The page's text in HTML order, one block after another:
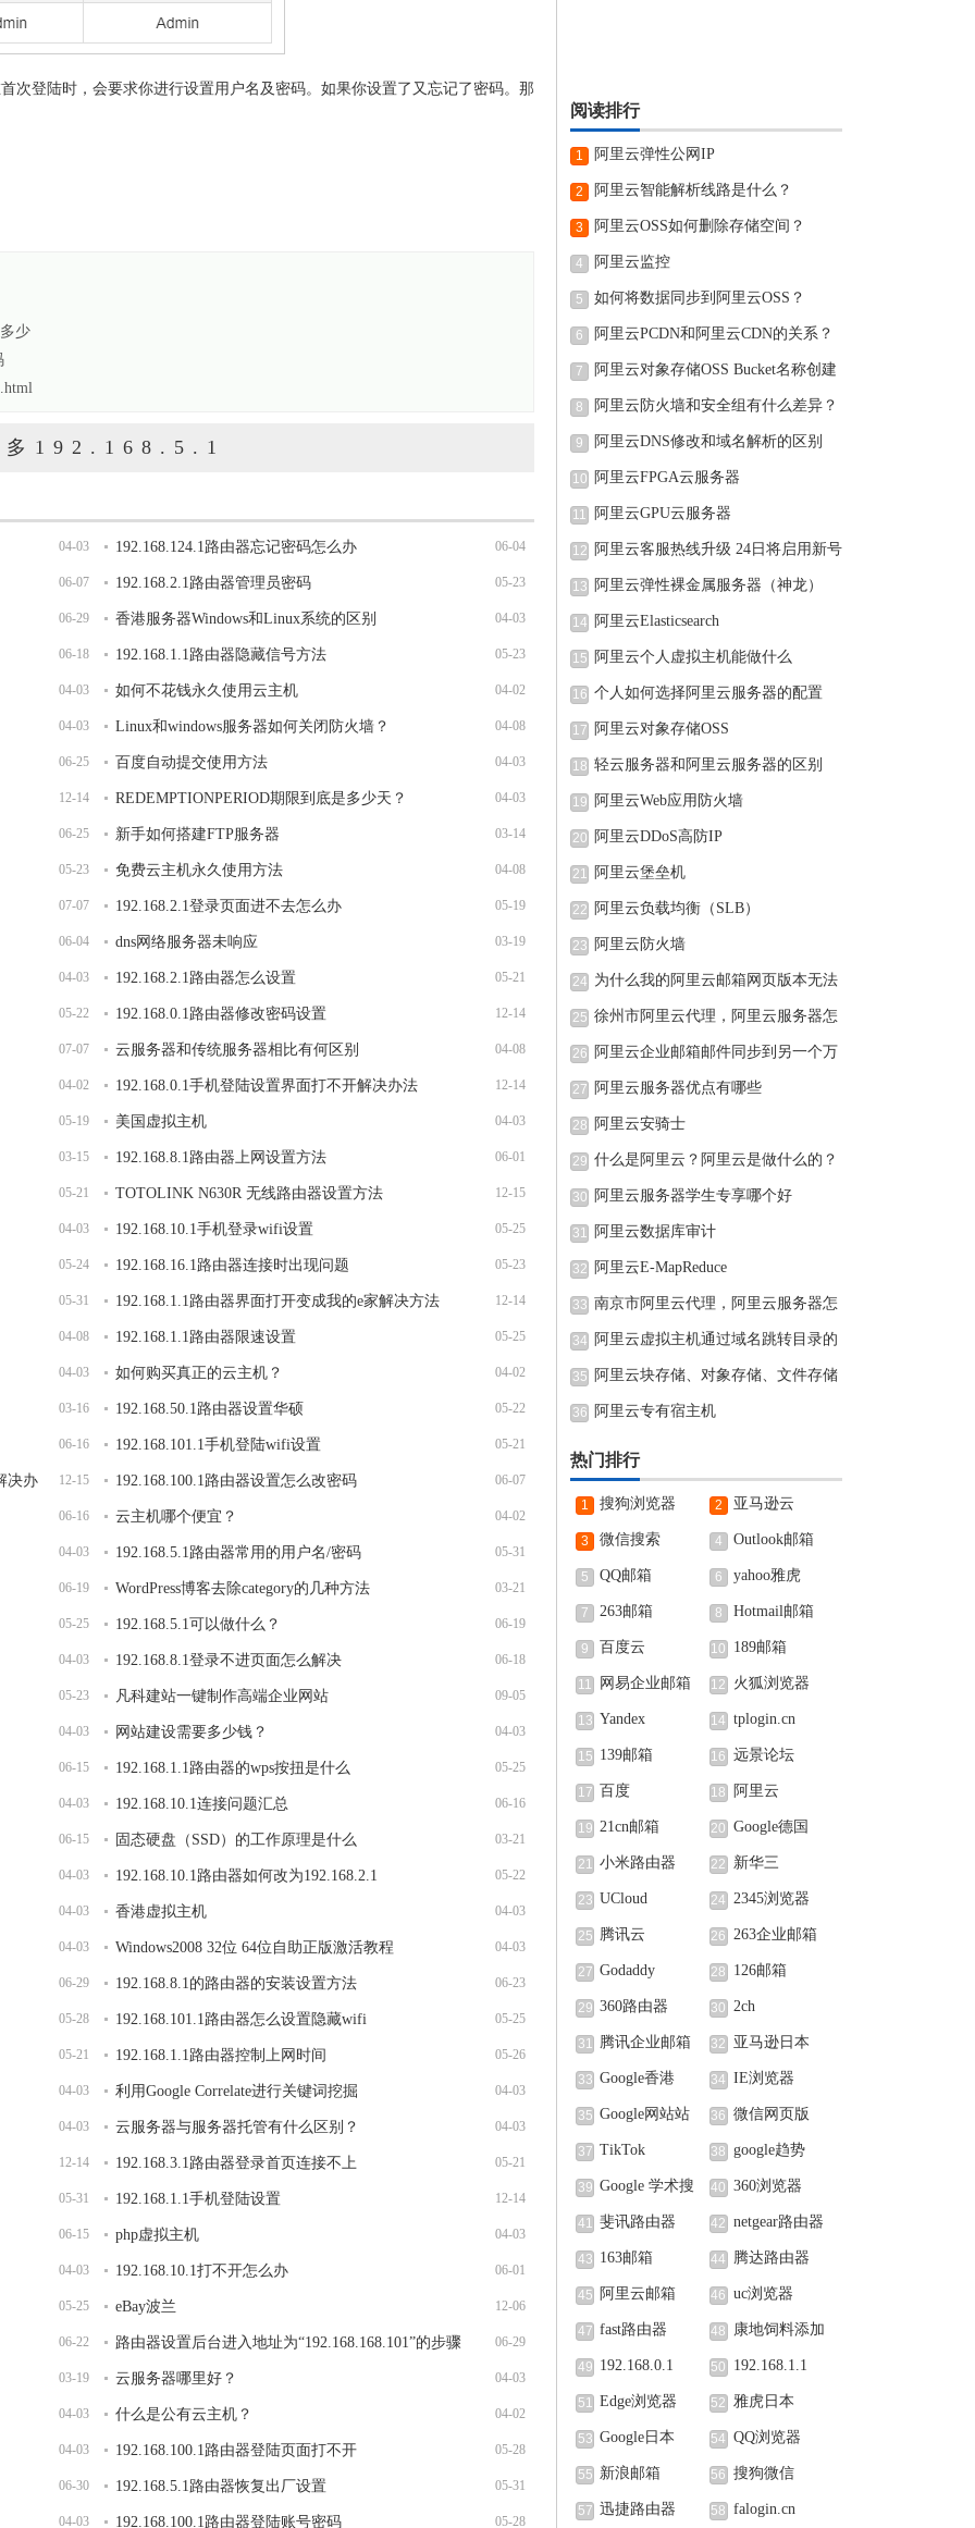
次登陆时，会要求你进行设置用户名及密码。如果你设置了又忘记了密码。那
少
多192.168.5.1
04-03 06-04
192.168.124.1路由器忘记密码怎么办
06-07 05-23
192.168.2.1路由器管理员密码
06-29 04-03
香港服务器Windows和Linux系统的区别
06-18 05-23
192.168.1.1路由器隐藏信号方法
04-03 04-02
如何不花钱永久使用云主机
04-03 04-08
Linux和windows服务器如何关闭防火墙？
06-25 04-03
百度自动提交使用方法
12-14 04-03
REDEMPTIONPERIOD期限到底是多少天？
06-25 03-14
新手如何搭建FTP服务器
05-23 04-08
免费云主机永久使用方法
07-07 05-19
192.168.2.1登录页面进不去怎么办
06-04 03-19
dns网络服务器未响应
04-03 05-21
192.168.2.1路由器怎么设置
05-22 12-14
192.168.0.1路由器修改密码设置
07-07 04-08
云服务器和传统服务器相比有何区别
04-02 12-14
192.168.0.1手机登陆设置界面打不开解决办法
05-19 04-03
美国虚拟主机
03-15 06-01
192.168.8.1路由器上网设置方法
05-21 12-15
TOTOLINK N630R 无线路由器设置方法
04-03 05-25
192.168.10.1手机登录wifi设置
05-24 05-23
192.168.16.1路由器连接时出现问题
05-31 12-14
192.168.1.1路由器界面打开变成我的e家解决方法
04-08 05-25
192.168.1.1路由器限速设置
04-03 04-02
如何购买真正的云主机？
03-16 05-22
192.168.50.1路由器设置华硕
06-16 05-21
192.168.101.1手机登陆wifi设置
12-15
决办 06-07
192.168.100.1路由器设置怎么改密码
06-16 04-02
云主机哪个便宜？
04-03 05-31
192.168.5.1路由器常用的用户名/密码
06-19 03-21
WordPress博客去除category的几种方法
05-25 06-19
192.168.5.1可以做什么？
04-03 06-18
192.168.8.1登录不进页面怎么解决
05-23 09-05
凡科建站一键制作高端企业网站
04-03 04-03
网站建设需要多少钱？
06-15 05-25
192.168.1.1路由器的wps按扭是什么
04-03 06-16
192.168.10.1连接问题汇总
06-15 03-21
固态硬盘（SSD）的工作原理是什么
04-03 05-22
192.168.10.1路由器如何改为192.168.2.1
04-03 04-03
香港虚拟主机
04-03 04-03
Windows2008 32位 64位自助正版激活教程
06-29 06-23
192.168.8.1的路由器的安装设置方法
05-28 05-25
192.168.101.1路由器怎么设置隐藏wifi
05-21 05-26
192.168.1.1路由器控制上网时间
04-03 04-03
利用Google Correlate进行关键词挖掘
04-03 04-03
云服务器与服务器托管有什么区别？
12-14 05-21
192.168.3.1路由器登录首页连接不上
05-31 12-14
192.168.1.1手机登陆设置
06-15 04-03
php虚拟主机
04-03 06-01
192.168.10.1打不开怎么办
05-25 12-06
eBay波兰
06-22 06-29
路由器设置后台进入地址为“192.168.168.101”的步骤
03-19 04-03
云服务器哪里好？
04-03 04-02
什么是公有云主机？
04-03 05-28
192.168.100.1路由器登陆页面打不开
06-30 05-31
192.168.5.1路由器恢复出厂设置
04-03 05-28
192.168.100.1路由器登陆账号密码
阅读排行
1 阿里云弹性公网IP
2 阿里云智能解析线路是什么？
3 阿里云OSS如何删除存储空间？
4 阿里云监控
5 如何将数据同步到阿里云OSS？
6 阿里云PCDN和阿里云CDN的关系？
7
阿里云对象存储OSS Bucket名称创建
完可
8 阿里云防火墙和安全组有什么差异？
9 阿里云DNS修改和域名解析的区别
10 阿里云FPGA云服务器
11 阿里云GPU云服务器
12 阿里云客服热线升级 24日将启用新号
13 阿里云弹性裸金属服务器（神龙）
14 阿里云Elasticsearch
15 阿里云个人虚拟主机能做什么
16 个人如何选择阿里云服务器的配置
17 阿里云对象存储OSS
18 轻云服务器和阿里云服务器的区别
19 阿里云Web应用防火墙
20 阿里云DDoS高防IP
21 阿里云堡垒机
22 阿里云负载均衡（SLB）
23 阿里云防火墙
24 为什么我的阿里云邮箱网页版本无法
25 徐州市阿里云代理，阿里云服务器怎
26 阿里云企业邮箱邮件同步到另一个万
27 阿里云服务器优点有哪些
28 阿里云安骑士
29 什么是阿里云？阿里云是做什么的？
30 阿里云服务器学生专享哪个好
31 阿里云数据库审计
32 阿里云E-MapReduce
33 南京市阿里云代理，阿里云服务器怎
34 阿里云虚拟主机通过域名跳转目录的
35 阿里云块存储、对象存储、文件存储
36 阿里云专有宿主机
热门排行
1 搜狗浏览器 2 亚马逊云
3 微信搜索 4 Outlook邮箱
5 QQ邮箱 6 yahoo雅虎
7 263邮箱 8 Hotmail邮箱
9 百度云 10 189邮箱
11 网易企业邮箱 12 火狐浏览器
13 Yandex 14 tplogin.cn
15 139邮箱 16 远景论坛
17 百度 18 阿里云
19 21cn邮箱 20 Google德国
21 小米路由器 22 新华三
23 UCloud 24 2345浏览器
25 腾讯云 26 263企业邮箱
27 Godaddy 28 126邮箱
29 360路由器 30 2ch
31 腾讯企业邮箱 32 亚马逊日本
33 Google香港 34 IE浏览器
35 Google网站站
长中心
36 微信网页版
37 TikTok 38 google趋势
39 Google 学术搜
索
40 360浏览器
41 斐讯路由器 42 netgear路由器
43 163邮箱 44 腾达路由器
45 阿里云邮箱 46 uc浏览器
47 fast路由器 48
康地饲料添加
剂（北京）有限公
司
49 192.168.0.1 50 192.168.1.1
51 Edge浏览器 52 雅虎日本
53 Google日本 54 QQ浏览器
55 新浪邮箱 56 搜狗微信
57 迅捷路由器 58 falogin.cn